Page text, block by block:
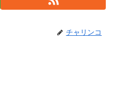
チャリンコ